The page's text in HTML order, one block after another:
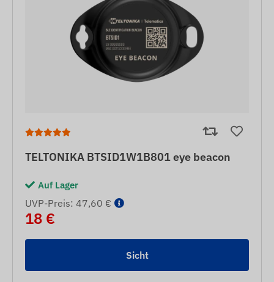
TELTONIKA BTSID1W1B801 eye beacon
Auf Lager
UVP-Preis: 47,60 €
18 €
Sicht